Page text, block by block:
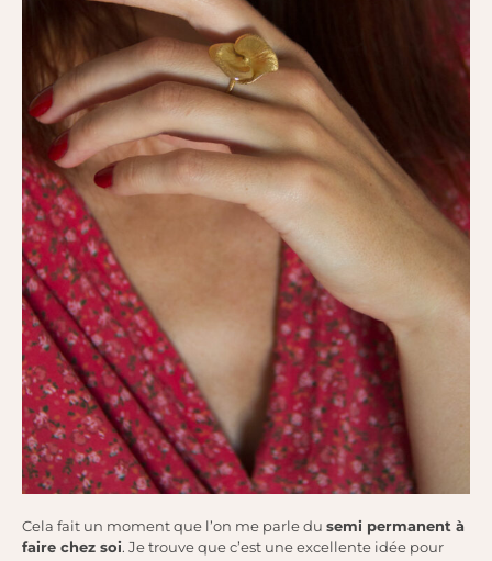
Cela fait un moment que l’on me parle du semi permanent à
faire chez soi. Je trouve que c’est une excellente idée pour